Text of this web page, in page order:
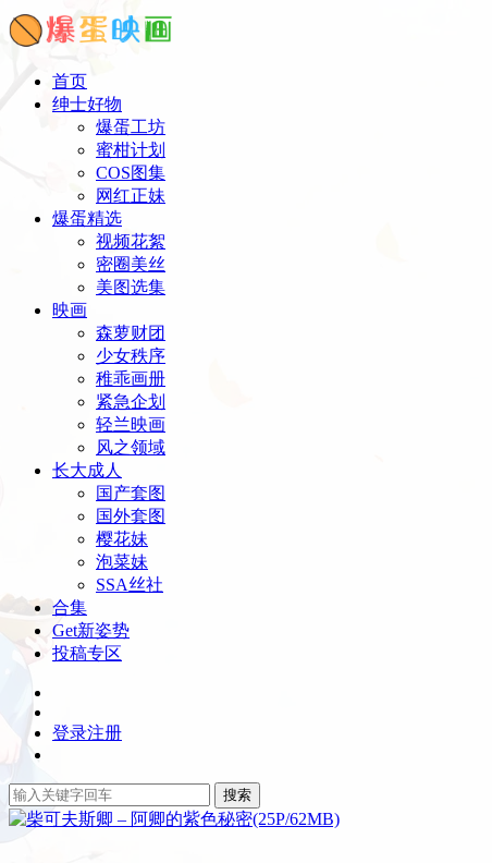
首页
绅士好物
爆蛋工坊
蜜柑计划
COS图集
网红正妹
爆蛋精选
视频花絮
密圈美丝
美图选集
映画
森萝财团
少女秩序
稚乖画册
紧急企划
轻兰映画
风之领域
长大成人
国产套图
国外套图
樱花妹
泡菜妹
SSA丝社
合集
Get新姿势
投稿专区
登录注册
搜索